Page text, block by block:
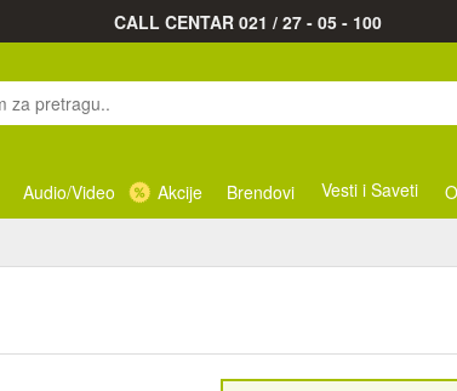
CALL CENTAR 021 / 27 - 05 - 100
Audio/Video Akcije Brendovi Vesti i Saveti